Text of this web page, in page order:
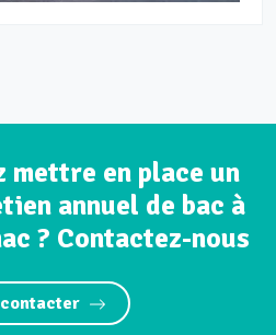
mettre en place un
annuel de bac à
? Contactez-nous